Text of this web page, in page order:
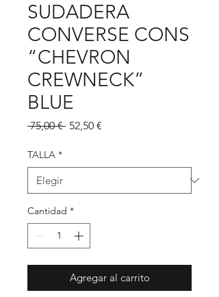
SUDADERA
CONVERSE CONS
“CHEVRON
CREWNECK”
BLUE
75,00 € Precio
52,50 €
TALLA *
Cantidad *
Agregar al carrito